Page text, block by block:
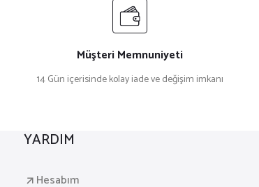
Müşteri Memnuniyeti
14 Gün içerisinde kolay iade ve değişim imkanı
YARDIM
Hesabım